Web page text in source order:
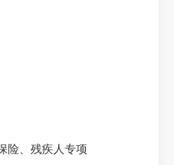
险、残疾人专项